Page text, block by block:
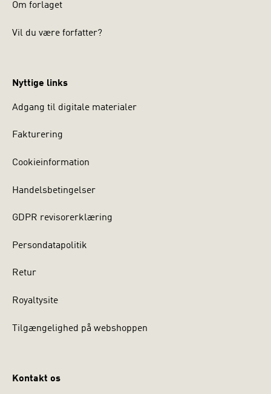
Om forlaget
Vil du være forfatter?
Nyttige links
Adgang til digitale materialer
Fakturering
Cookieinformation
Handelsbetingelser
GDPR revisorerklæring
Persondatapolitik
Retur
Royaltysite
Tilgængelighed på webshoppen
Kontakt os